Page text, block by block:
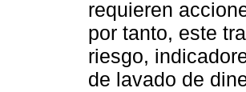
requieren
por tanto, este
riesgo,
de lavado de